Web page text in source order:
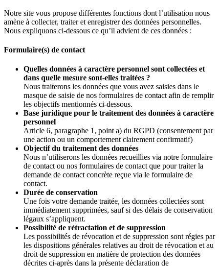
Notre site vous propose différentes fonctions dont l’utilisation nous
amène à collecter, traiter et enregistrer des données personnelles.
Nous expliquons ci-dessous ce qu’il advient de ces données :
Formulaire(s) de contact
Quelles données à caractère personnel sont collectées et
dans quelle mesure sont-elles traitées ?
Nous traiterons les données que vous avez saisies dans le
masque de saisie de nos formulaires de contact afin de remplir
les objectifs mentionnés ci-dessous.
Base juridique pour le traitement des données à caractère
personnel
Article 6, paragraphe 1, point a) du RGPD (consentement par
une action ou un comportement clairement confirmatif)
Objectif du traitement des données
Nous n’utiliserons les données recueillies via notre formulaire
de contact ou nos formulaires de contact que pour traiter la
demande de contact concrète reçue via le formulaire de
contact.
Durée de conservation
Une fois votre demande traitée, les données collectées sont
immédiatement supprimées, sauf si des délais de conservation
légaux s’appliquent.
Possibilité de rétractation et de suppression
Les possibilités de révocation et de suppression sont régies par
les dispositions générales relatives au droit de révocation et au
droit de suppression en matière de protection des données
décrites ci-après dans la présente déclaration de